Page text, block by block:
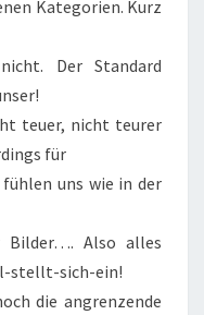
Kategorien. Kurz
Der Standard
teuer, nicht teurer
für
uns wie in der
Bilder…. Also alles
stellt-sich-ein!
die angrenzende